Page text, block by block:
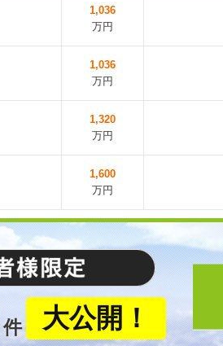
1,036
万円
1,036
万円
1,320
万円
1,600
万円
件 大公開！